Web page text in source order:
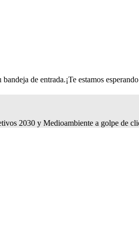
de entrada.¡Te estamos
2030 y Medioambiente a golpe de